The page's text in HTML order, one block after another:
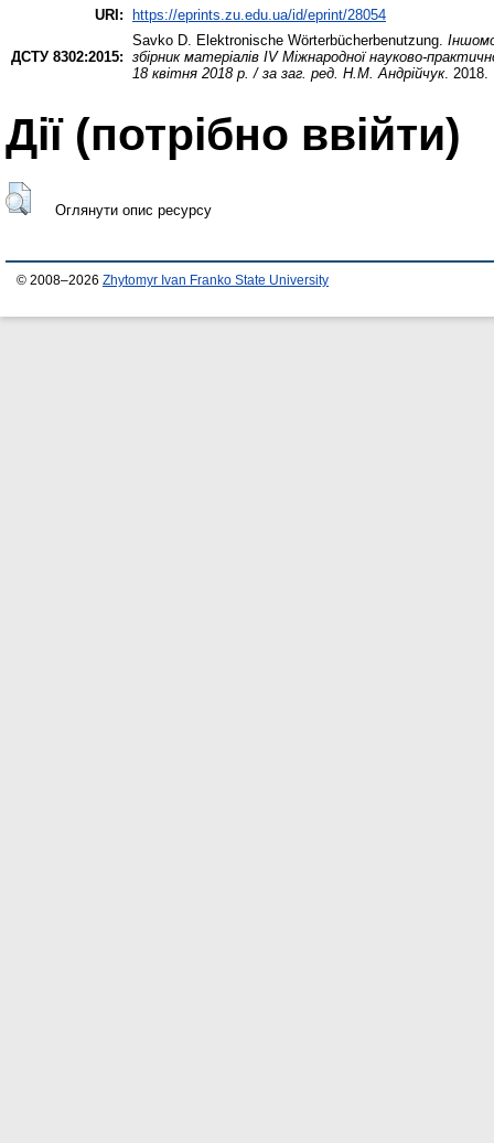
URI:
https://eprints.zu.edu.ua/id/eprint/28054
ДСТУ 8302:2015:
Savko D. Elektronische Wörterbücherbenutzung.
збірник матеріалів ІV Міжнародної науково-
18 квітня 2018 р. / за заг. ред. Н.М. Андрійчук. 2018.
Дії ​​(потрібно ввійти)
Оглянути опис ресурсу
© 2008–2026 Zhytomyr Ivan Franko State University